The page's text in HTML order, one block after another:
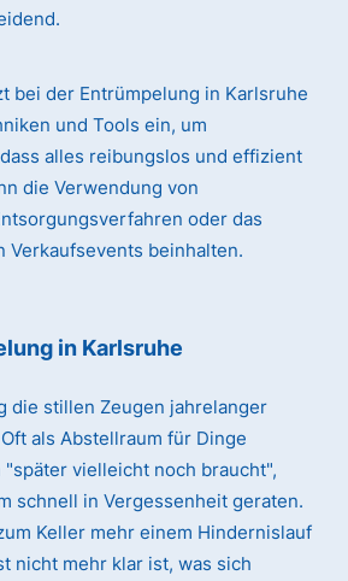
bei der Entrümpelung in Karlsruhe
und Tools ein, um
alles reibungslos und effizient
die Verwendung von
oder das
Verkaufsevents beinhalten.
in Karlsruhe
die stillen Zeugen jahrelanger
als Abstellraum für Dinge
"später vielleicht noch braucht",
schnell in Vergessenheit geraten.
Keller mehr einem Hindernislauf
nicht mehr klar ist, was sich